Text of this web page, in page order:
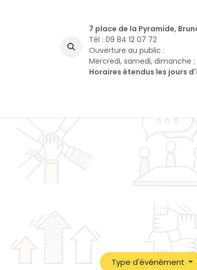
7 place de la Pyramide,
Tél : 09 84 12 07 72
Ouverture au public :
Mercredi, samedi, dimanche :
Horaires étendus les jours
Type d'événément